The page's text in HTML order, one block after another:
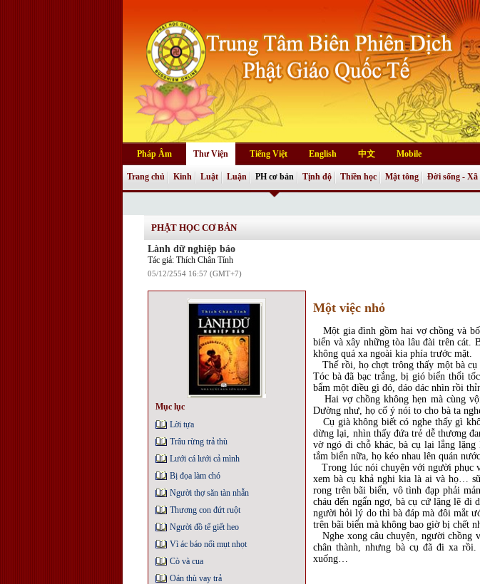
Pháp Âm Thư Viện Tiếng Việt English 中文 Mobile
Trang chủ Kinh Luật Luận PH cơ bản Tịnh độ Thiền học Mật tông Đời sống - Xã
PHẬT HỌC CƠ BẢN
Lành dữ nghiệp báo
Tác giả: Thích Chân Tính
05/12/2554 16:57 (GMT+7)
Mục lục
Lời tựa
Trâu rừng trả thù
Lưới cá lưới cả mình
Bị đọa làm chó
Người thợ săn tàn nhẫn
Thương con đứt ruột
Người đồ tể giết heo
Vì ác báo nổi mụt nhọt
Cò và cua
Oán thù vay trả
Một việc nhỏ
Một gia đình gồm hai vợ chồng và
biển và xây những tòa lâu đài trên cát.
không quá xa ngoài kia phía trước mặt.
Thế rồi, họ chợt trông thấy một bà cụ
Tóc bà đã bạc trắng, bị gió biển thổi
bẩm một điều gì đó, dáo dác nhìn rồi
Hai vợ chồng không hẹn mà cùng
Dường như, họ cố ý nói to cho bà ta
Cụ già không biết có nghe thấy gì
dừng lại, nhìn thấy đứa trẻ dễ thương
vờ ngó đi chỗ khác, bà cụ lại lẳng
tắm biển nữa, họ kéo nhau lên quán
Trong lúc nói chuyện với người phục
xem bà cụ khả nghi kia là ai và họ…
rong trên bãi biển, vô tình đạp phải
cháu đến ngẩn ngơ, bà cụ cứ lặng lẽ đi
người hỏi lý do thì bà đáp mà đôi mắt
trên bãi biển mà không bao giờ bị chết
Nghe xong câu chuyện, người chồng
chân thành, nhưng bà cụ đã đi xa
xuống…